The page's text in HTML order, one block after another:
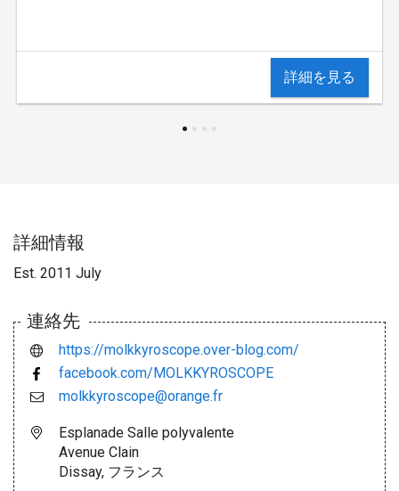
詳細を見る
詳細情報
Est. 2011 July
連絡先
https://molkkyroscope.over-blog.com/
facebook.com/MOLKKYROSCOPE
molkkyroscope@orange.fr
Esplanade Salle polyvalente
Avenue Clain
Dissay, フランス